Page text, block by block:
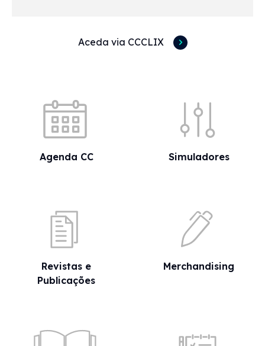
Aceda via CCCLIX
Agenda CC Simuladores
Revistas e
Publicações
Merchandising